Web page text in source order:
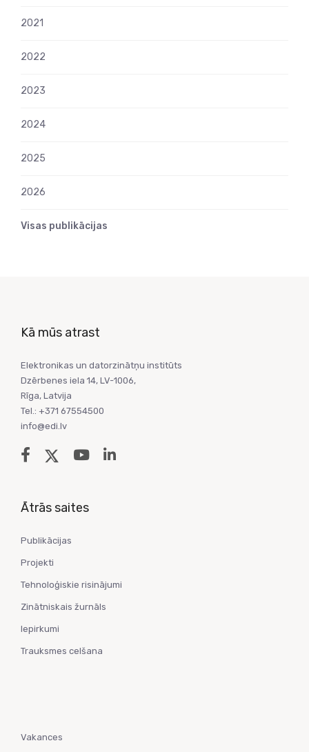
2021
2022
2023
2024
2025
2026
Visas publikācijas
Kā mūs atrast
Elektronikas un datorzinātņu institūts
Dzērbenes iela 14, LV-1006,
Rīga, Latvija
Tel.: +371 67554500
info@edi.lv
Ātrās saites
Publikācijas
Projekti
Tehnoloģiskie risinājumi
Zinātniskais žurnāls
Iepirkumi
Trauksmes celšana
Vakances